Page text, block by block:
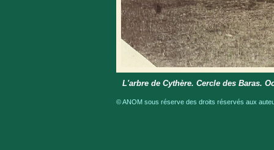
L'arbre de Cythère. Cercle des Baras.
© ANOM sous réserve des droits réservés aux